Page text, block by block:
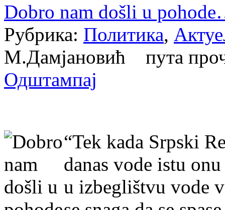
Dobro nam došli u
Рубрика: Политика,
М.Дамјановић пута
Одштампај
“Tek kada Srpski
danas vode istu
u izbeglištvu vode